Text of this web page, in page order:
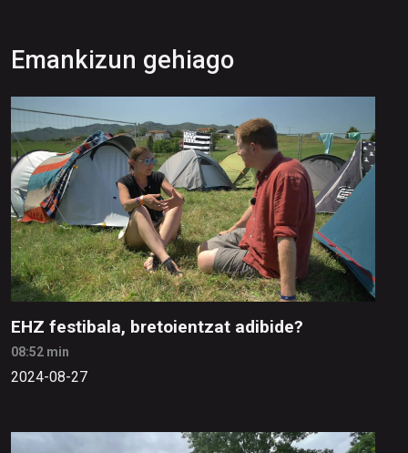
Emankizun gehiago
EHZ festibala, bretoientzat adibide?
08:52 min
2024-08-27